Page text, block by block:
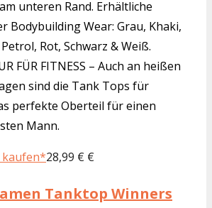
unteren Rand. Erhältliche
Bodybuilding Wear: Grau, Khaki,
Rot, Schwarz & Weiß.
FÜR FITNESS – Auch an heißen
sind die Tank Tops für
perfekte Oberteil für einen
Mann.
kaufen*28,99 € €
Tanktop Winners